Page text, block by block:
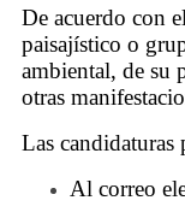
De acuerdo con el
paisajístico o
ambiental, de su
otras
Las
Al correo